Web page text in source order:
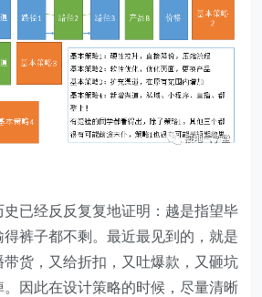
已经反反复复地证明：越是指望毕
裤子都不剩。最近最见到的，就是
货，又给折扣，又吐爆款，又砸坑
因此在设计策略的时候，尽量清晰